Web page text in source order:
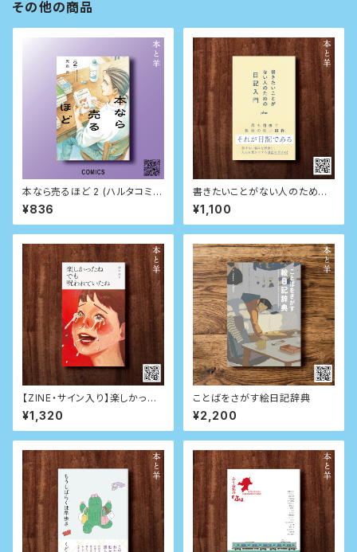
その他の商品
本なら売るほど 2 (ハルタコミッ
クス)
¥836
書きたいことがない人のための
日記入門 (星海社新書)
¥1,100
【ZINE・サイン入り】楽しかった
ね でも 呪われていたね
¥1,320
ことばをさがす絵日記辞典
¥2,200